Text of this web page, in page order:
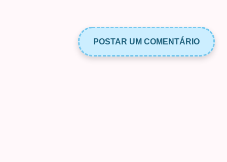
POSTAR UM COMENTÁRIO